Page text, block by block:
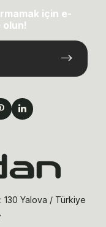
için e-
130 Yalova / Türkiye